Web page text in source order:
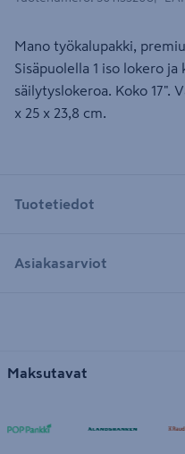
Mano työkalupakki,
Sisäpuolella 1 iso lokero ja
säilytyslokeroa. Koko 17".
x 25 x 23,8 cm.
Tuotetiedot
Asiakasarviot
Maksutavat